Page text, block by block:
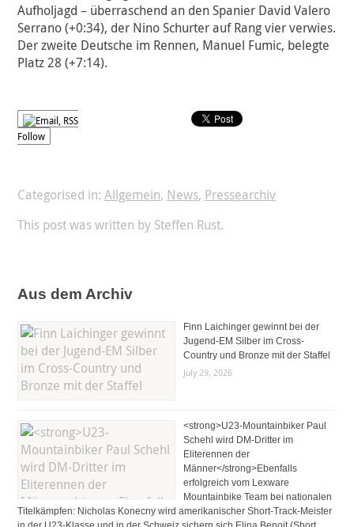
Aufholjagd – überraschend an den Spanier David Valero
Serrano (+0:34), der Nino Schurter auf Rang vier verwies.
Der zweite Deutsche im Rennen, Manuel Fumic, belegte
Platz 28 (+7:14).
Follow
Categorised in: Allgemein, News, Pressearchiv
This post was written by Steffen Rust.
Aus dem Archiv
Finn Laichinger gewinnt bei der
Jugend-EM Silber im Cross-
Country und Bronze mit der Staffel
July 29, 2026
<strong>U23-Mountainbiker Paul
Schehl wird DM-Dritter im
Eliterennen der
Männer</strong>Ebenfalls
erfolgreich vom Lexware
Mountainbike Team bei nationalen
Titelkämpfen: Nicholas Konecny wird amerikanischer Short-Track-Meister